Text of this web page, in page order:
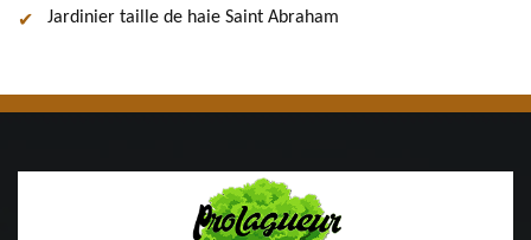
Jardinier taille de haie Saint Abraham